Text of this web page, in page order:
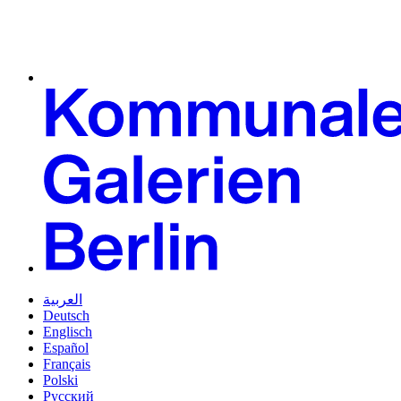
العربية
Deutsch
Englisch
Español
Français
Polski
Русский